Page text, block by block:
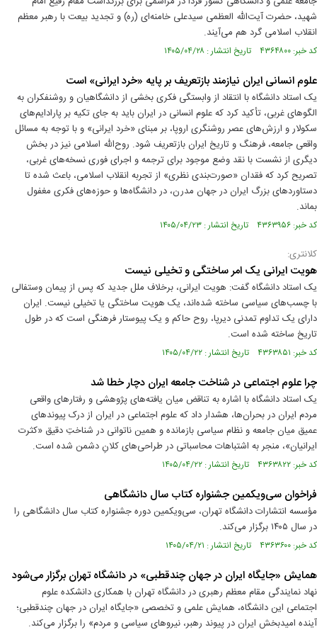
شهید، حضرت آیت‌الله العظمی سیدعلی خامنه‌ای (ره) و تجدید بیعت با رهبر معظم
انقلاب اسلامی گرد هم می‌آیند.
کد خبر: ۴۳۶۴۸۰۰ تاریخ انتشار : ۱۴۰۵/۰۴/۲۸
علوم انسانی ایران نیازمند بازتعریف بر پایه «خرد ایرانی» است
یک استاد دانشگاه با انتقاد از وابستگی فکری بخشی از دانشگاهیان و روشنفکران به
الگوهای غربی، تأکید کرد که علوم انسانی در ایران باید به جای تکیه بر پارادایم‌های
سکولار و ارزش‌های عصر روشنگری اروپا، بر مبنای «خرد ایرانی» و با توجه به مسائل
واقعی جامعه، فرهنگ و تاریخ ایران بازتعریف شود. روح‌الله اسلامی نیز در بخش
دیگری از نشست با نقد وضع موجود برای ترجمه و اجرای فوری نسخه‌های غربی،
تصریح کرد که فقدان «صورت‌بندی نظری» از تجربه انقلاب اسلامی، باعث شده تا
دستاوردهای بزرگ ایران در جهان مدرن، در دانشگاه‌ها و حوزه‌های فکری مغفول
بماند.
کد خبر: ۴۳۶۳۹۵۶ تاریخ انتشار : ۱۴۰۵/۰۴/۲۳
کلانتری:
هویت ایرانی یک امر ساختگی و تخیلی نیست
یک استاد دانشگاه گفت: هویت ایرانی، برخلاف ملل جدید که پس از پیمان وستفالی
با چسب‌های سیاسی ساخته شده‌اند، یک هویت ساختگی یا تخیلی نیست. ایران
دارای یک تداوم تمدنی دیرپا، روح حاکم و یک پیوستار فرهنگی است که در طول
تاریخ ساخته شده است.
کد خبر: ۴۳۶۳۸۵۱ تاریخ انتشار : ۱۴۰۵/۰۴/۲۲
چرا علوم اجتماعی در شناخت جامعه ایران دچار خطا شد
یک استاد دانشگاه با اشاره به تناقض میان یافته‌های پژوهشی و رفتارهای واقعی
مردم ایران در بحران‌ها، هشدار داد که علوم اجتماعی در ایران از درک پیوندهای
عمیق میان جامعه و نظام سیاسی بازمانده و همین ناتوانی در شناختِ دقیق «کثرت
ایرانیان»، منجر به اشتباهات محاسباتی در طراحی‌های کلانِ دشمن شده است.
کد خبر: ۴۳۶۳۸۲۲ تاریخ انتشار : ۱۴۰۵/۰۴/۲۲
فراخوان سی‌ویکمین جشنواره کتاب سال دانشگاهی
مؤسسه انتشارات دانشگاه تهران، سی‌ویکمین دوره جشنواره کتاب سال دانشگاهی را
در سال ۱۴۰۵ برگزار می‌کند.
کد خبر: ۴۳۶۳۶۰۰ تاریخ انتشار : ۱۴۰۵/۰۴/۲۱
همایش «جایگاه ایران در جهان چندقطبی» در دانشگاه تهران برگزار می‌شود
نهاد نمایندگی مقام معظم رهبری در دانشگاه تهران با همکاری دانشکده علوم
اجتماعی این دانشگاه، همایش علمی و تخصصی «جایگاه ایران در جهان چندقطبی؛
آینده امیدبخش ایران در پیوند رهبر، نیروهای سیاسی و مردم» را برگزار می‌کند.